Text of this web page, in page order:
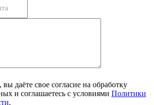
даёте свое согласие на обработку
и соглашаетесь с условиями Политики
.